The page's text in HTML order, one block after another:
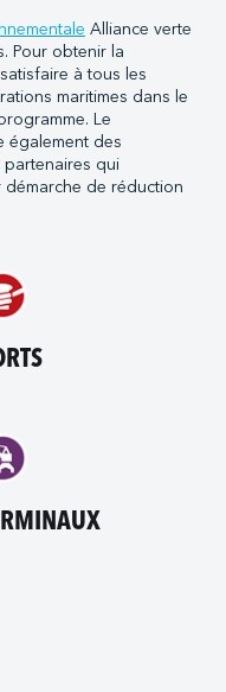
Alliance verte
Pour obtenir la
à tous les
maritimes dans le
Le
également des
qui
de réduction